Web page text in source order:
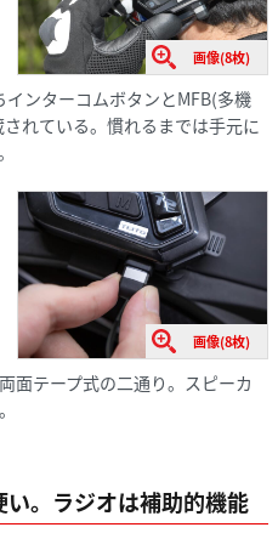
画像(8枚)
ンターコムボタンとMFB(多機
れている。慣れるまでは手元に
画像(8枚)
面テープ式の二通り。スピーカ
。ラジオは補助的機能